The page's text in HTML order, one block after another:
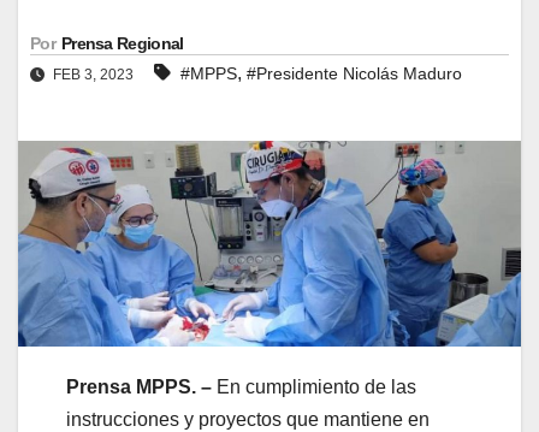
Por Prensa Regional
FEB 3, 2023 #MPPS, #Presidente Nicolás Maduro
Prensa MPPS. – En cumplimiento de las
instrucciones y proyectos que mantiene en